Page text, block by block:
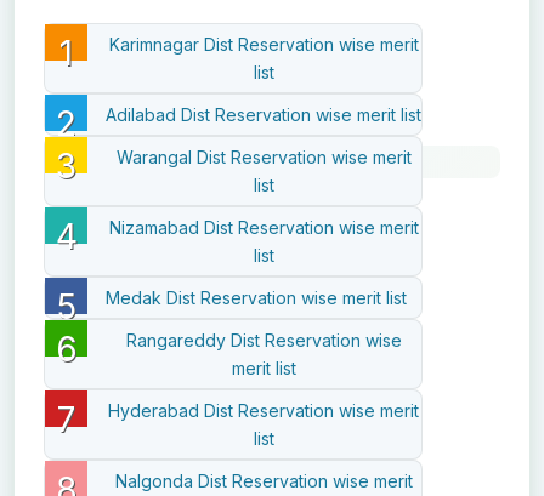
Karimnagar Dist Reservation wise merit
list
Adilabad Dist Reservation wise merit list
Warangal Dist Reservation wise merit
list
Nizamabad Dist Reservation wise merit
list
Medak Dist Reservation wise merit list
Rangareddy Dist Reservation wise
merit list
Hyderabad Dist Reservation wise merit
list
Nalgonda Dist Reservation wise merit